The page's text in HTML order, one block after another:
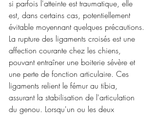
si parfois l'atteinte est traumatique, elle
est, dans certains cas, potentiellement
évitable moyennant quelques précautions.
La rupture des ligaments croisés est une
affection courante chez les chiens,
pouvant entraîner une boiterie sévère et
une perte de fonction articulaire. Ces
ligaments relient le fémur au tibia,
assurant la stabilisation de l'articulation
du genou. Lorsqu'un ou les deux